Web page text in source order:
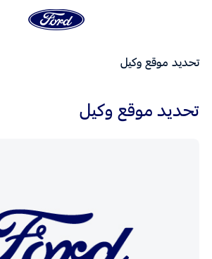
تحديد موقع وكيل
تحديد موقع وكيل